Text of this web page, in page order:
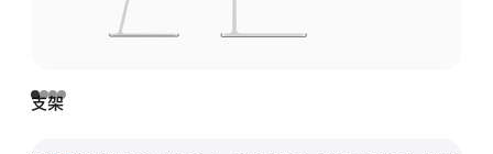
支架